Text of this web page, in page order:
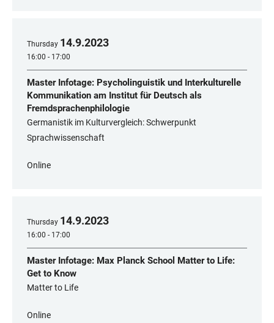
Thursday 14.9.2023
16:00 - 17:00
Master Infotage: Psycholinguistik und Interkulturelle
Kommunikation am Institut für Deutsch als
Fremdsprachenphilologie
Germanistik im Kulturvergleich: Schwerpunkt
Sprachwissenschaft
Online
Thursday 14.9.2023
16:00 - 17:00
Master Infotage: Max Planck School Matter to Life:
Get to Know
Matter to Life
Online